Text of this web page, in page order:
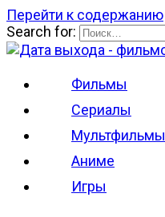
Перейти к содержанию
Search for:
Фильмы
Сериалы
Мультфильмы
Аниме
Игры